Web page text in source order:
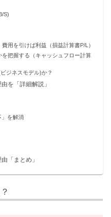
S)
用を引けば利益（損益計算書P/L）
を把握する（キャッシュフロー計算
ジネスモデル)か？
を「詳細解説」
」を解消
「まとめ」